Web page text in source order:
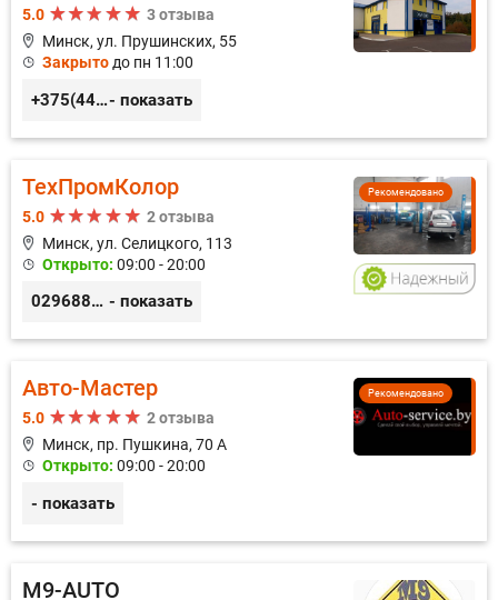
5.0
3 отзыва
Минск, ул. Прушинских, 55
Закрыто до пн 11:00
+375(44) 559-27-77- показать
Рекомендовано
ТехПромКолор
5.0
2 отзыва
Минск, ул. Селицкого, 113
Открыто: 09:00 - 20:00
0296889898 - показать
Рекомендовано
Авто-Мастер
5.0
2 отзыва
Минск, пр. Пушкина, 70 А
Открыто: 09:00 - 20:00
- показать
M9-AUTO